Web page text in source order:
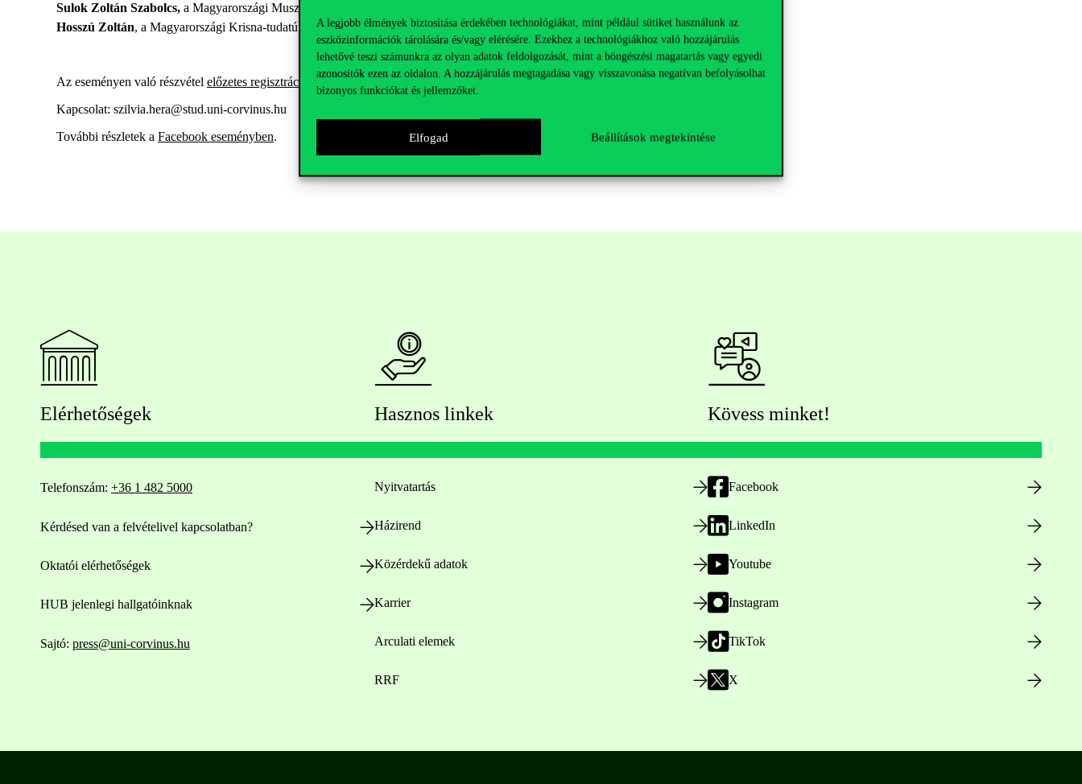
A legjobb élmények biztosítása érdekében technológiákat, mint például sütiket használunk az
eszközinformációk tárolására és/vagy elérésére. Ezekhez a technológiákhoz való hozzájárulás
lehetővé teszi számunkra az olyan adatok feldolgozását, mint a böngészési magatartás vagy egyedi
azonosítók ezen az oldalon. A hozzájárulás megtagadása vagy visszavonása negatívan befolyásolhat
bizonyos funkciókat és jellemzőket.
Elfogad Beállítások megtekintése
Sulok Zoltán Szabolcs, a Magyarországi Muszlimok Egyháza nevű szervezet elnöke és hitoktatója
Hosszú Zoltán, a Magyarországi Krisna-tudatú Hívők Közösségének egyházelnöke
Az eseményen való részvétel előzetes regisztrációhozkötött.
Kapcsolat: szilvia.hera@stud.uni-corvinus.hu
További részletek a Facebook eseményben.
Elérhetőségek
Telefonszám: +36 1 482 5000
Kérdésed van a felvételivel kapcsolatban?
Oktatói elérhetőségek
HUB jelenlegi hallgatóinknak
Sajtó: press@uni-corvinus.hu
Hasznos linkek
Nyitvatartás
Házirend
Közérdekű adatok
Karrier
Arculati elemek
RRF
Kövess minket!
Facebook
LinkedIn
Youtube
Instagram
TikTok
X